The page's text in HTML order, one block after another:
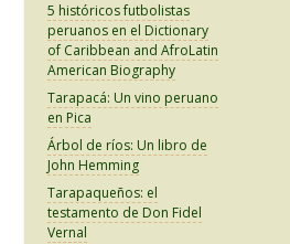
5 históricos futbolistas
peruanos en el Dictionary
of Caribbean and AfroLatin
American Biography
Tarapacá: Un vino peruano
en Pica
Árbol de ríos: Un libro de
John Hemming
Tarapaqueños: el
testamento de Don Fidel
Vernal